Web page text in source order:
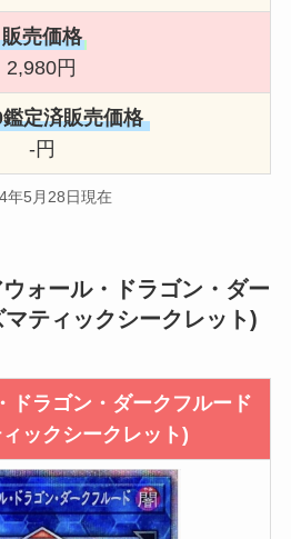
販売価格
2,980円
定済販売価格
-円
年5月28日現在
ォール・ドラゴン・ダー
ティックシークレット)
ドラゴン・ダークフルード
ックシークレット)